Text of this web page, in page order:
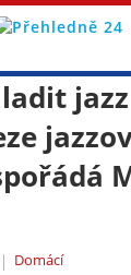
Domácí